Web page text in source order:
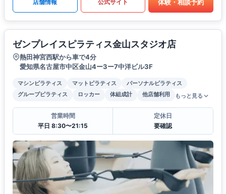
店舗情報 公式サイト 体験・相談予約
ゼンプレイスピラティス金山スタジオ店
熱田神宮西駅から車で4分
愛知県名古屋市中区金山4ー3ー7中洋ビル3F
マシンピラティス マットピラティス
パーソナルピラティス
グループピラティス
ロッカー 体組成計 他店舗利用 もっと見る
営業時間
平日 8:30〜21:15
定休日
要確認